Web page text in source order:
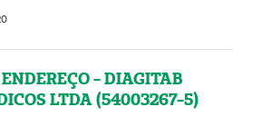
- DIAGITAB
LTDA (54003267-5)